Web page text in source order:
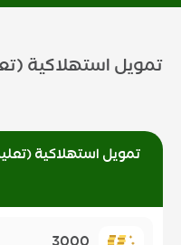
تمويل استهلاكية
تمويل استهلاكية